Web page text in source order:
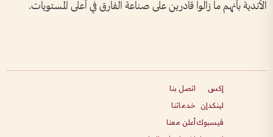
الأندية بأنهم ما زالوا قادرين على صناعة الفارق في أعلى المستويات.
إكس
لينكدإن
فيسبوك
اتصل بنا
خدماتنا
أعلن معنا